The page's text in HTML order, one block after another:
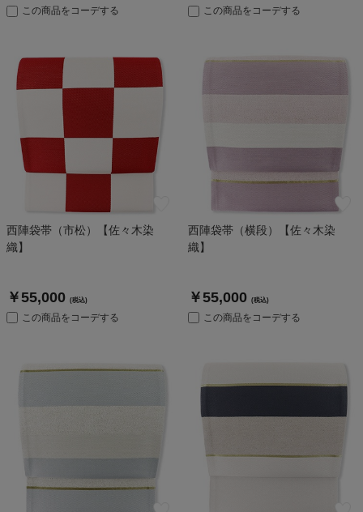
この商品をコーデする この商品をコーデする
西陣袋帯（市松）【佐々木染
織】
￥55,000 (税込)
この商品をコーデする
西陣袋帯（横段）【佐々木染
織】
￥55,000 (税込)
この商品をコーデする